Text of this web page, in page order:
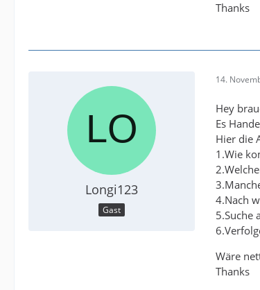
Thanks
Longi123
Gast
14.
Hey
Es
Hier die
1.Wie
4.Nach
5.Suche
Wäre
Thanks